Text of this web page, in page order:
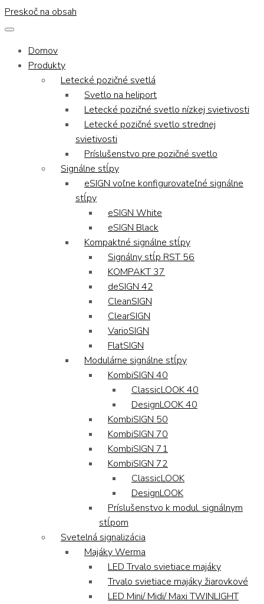
Preskoč na obsah
Domov
Produkty
Letecké pozičné svetlá
Svetlo na heliport
Letecké pozičné svetlo nízkej svietivosti
Letecké pozičné svetlo strednej
svietivosti
Príslušenstvo pre pozičné svetlo
Signálne stĺpy
eSIGN voľne konfigurovateľné signálne
stĺpy
eSIGN White
eSIGN Black
Kompaktné signálne stĺpy
Signálny stĺp RST 56
KOMPAKT 37
deSIGN 42
CleanSIGN
ClearSIGN
VarioSIGN
FlatSIGN
Modulárne signálne stĺpy
KombiSIGN 40
ClassicLOOK 40
DesignLOOK 40
KombiSIGN 50
KombiSIGN 70
KombiSIGN 71
KombiSIGN 72
ClassicLOOK
DesignLOOK
Príslušenstvo k modul. signálnym
stĺpom
Svetelná signalizácia
Majáky Werma
LED Trvalo svietiace majáky
Trvalo svietiace majáky žiarovkové
LED Mini/ Midi/ Maxi TWINLIGHT